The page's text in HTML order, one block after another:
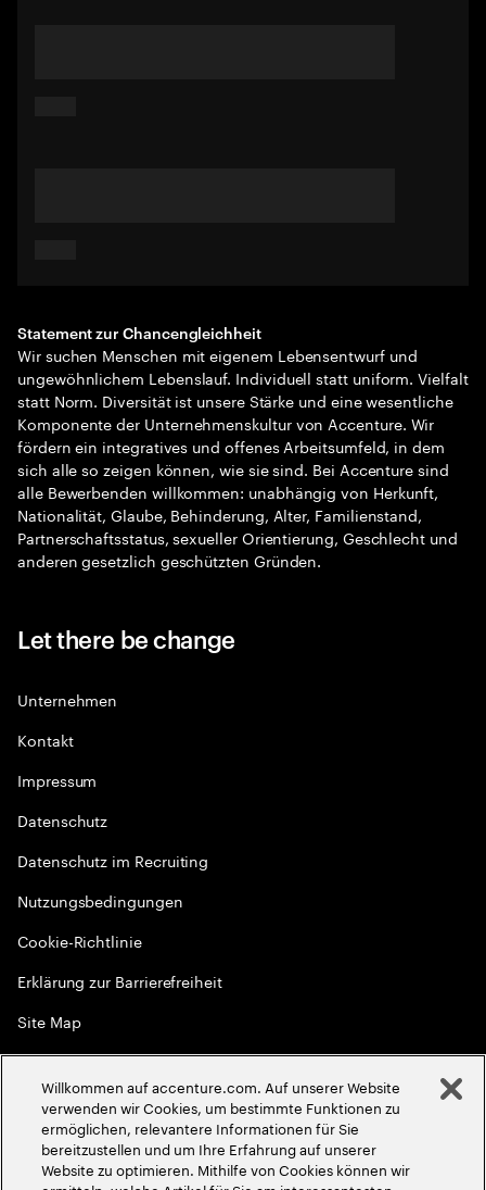
Statement zur Chancengleichheit
Wir suchen Menschen mit eigenem Lebensentwurf und
ungewöhnlichem Lebenslauf. Individuell statt uniform. Vielfalt
statt Norm. Diversität ist unsere Stärke und eine wesentliche
Komponente der Unternehmenskultur von Accenture. Wir
fördern ein integratives und offenes Arbeitsumfeld, in dem
sich alle so zeigen können, wie sie sind. Bei Accenture sind
alle Bewerbenden willkommen: unabhängig von Herkunft,
Nationalität, Glaube, Behinderung, Alter, Familienstand,
Partnerschaftsstatus, sexueller Orientierung, Geschlecht und
anderen gesetzlich geschützten Gründen.
Let there be change
Unternehmen
Kontakt
Impressum
Datenschutz
Datenschutz im Recruiting
Nutzungsbedingungen
Cookie-Richtlinie
Erklärung zur Barrierefreiheit
Site Map
Globale Meritokratie
2026Accenture. Alle Rechte vorbehalten
Willkommen auf accenture.com. Auf unserer Website
verwenden wir Cookies, um bestimmte Funktionen zu
ermöglichen, relevantere Informationen für Sie
bereitzustellen und um Ihre Erfahrung auf unserer
Website zu optimieren. Mithilfe von Cookies können wir